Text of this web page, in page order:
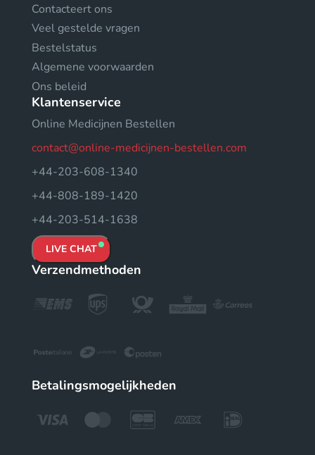
Contacteert ons
Veel gestelde vragen
Bestelstatus
Algemene voorwaarden
Ons beleid
Klantenservice
Online Medicijnen Bestellen
contact@online-medicijnen-bestellen.com
+44-203-608-1340
+44-808-189-1420
+44-203-514-1638
LIVE CHAT
Verzendmethoden
Betalingsmogelijkheden